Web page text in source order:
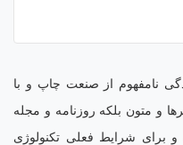
نامفهوم از صنعت چاپ و با
و متون بلکه روزنامه و مجله
برای شرایط فعلی تکنولوژی